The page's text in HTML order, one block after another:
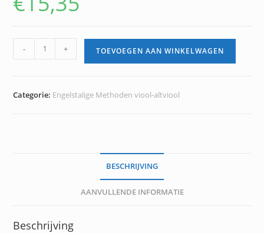
Violin
- + TOEVOEGEN AAN WINKELWAGEN
Categorie: Engelstalige Methoden viool-altviool
BESCHRIJVING
AANVULLENDE INFORMATIE
Beschrijving